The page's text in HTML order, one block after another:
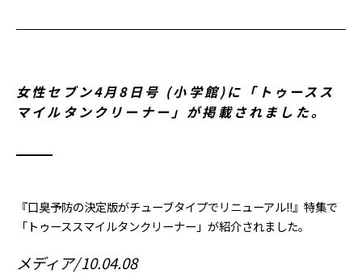
女性セブン4月8日号 (小学館)に「トゥースス
マイルタンクリーナー」が掲載されました。
『口臭予防の決定版がチューブタイプでリニューアル!!』特集で
「トゥーススマイルタンクリーナー」が紹介されました。
メディア 10.04.08